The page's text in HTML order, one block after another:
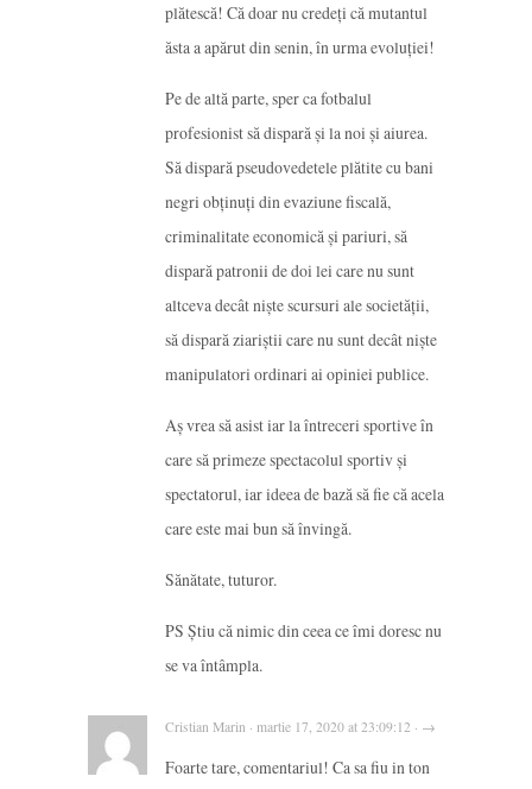
plătescă! Că doar nu credeți că mutantul
ăsta a apărut din senin, în urma evoluției!
Pe de altă parte, sper ca fotbalul
profesionist să dispară și la noi și aiurea.
Să dispară pseudovedetele plătite cu bani
negri obținuți din evaziune fiscală,
criminalitate economică și pariuri, să
dispară patronii de doi lei care nu sunt
altceva decât niște scursuri ale societății,
să dispară ziariștii care nu sunt decât niște
manipulatori ordinari ai opiniei publice.
Aș vrea să asist iar la întreceri sportive în
care să primeze spectacolul sportiv și
spectatorul, iar ideea de bază să fie că acela
care este mai bun să învingă.
Sănătate, tuturor.
PS Știu că nimic din ceea ce îmi doresc nu
se va întâmpla.
Cristian Marin · martie 17, 2020 at 23:09:12 · →
Foarte tare, comentariul! Ca sa fiu in ton